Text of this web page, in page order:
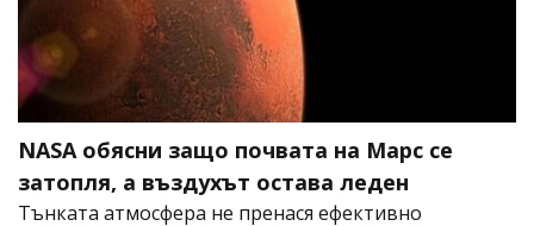
NASA обясни защо почвата на Марс се
затопля, а въздухът остава леден
Тънката атмосфера не пренася ефективно